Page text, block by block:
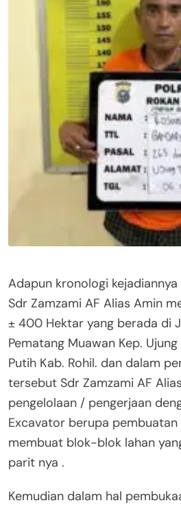
Adapun kronologi
Sdr Zamzami AF Alias Amin
± 400 Hektar yang berada di
Pematang Muawan Kep.
Putih Kab. Rohil. dan dalam
tersebut Sdr Zamzami AF
pengelolaan / pengerjaan
Excavator berupa
membuat blok-blok lahan
parit nya .
Kemudian dalam hal